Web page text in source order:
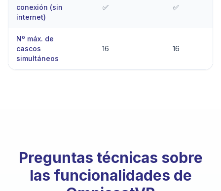
conexión (sin
internet)
✅ ✅
Nº máx. de
cascos
simultáneos
16 16
Preguntas técnicas sobre
las funcionalidades de